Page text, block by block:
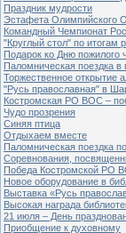
Праздник мудрости
Эстафета Олимпийского
Командный Чемпионат
"Круглый стол" по итогам
Подарок ко Дню пожилого
Паломническая поездка в
Торжественное открытие
"Русь православная" в
Костромская РО ВОС –
Чудо прозрения
Синяя птица
Отдыхаем вместе
Паломническая поездка
Соревнования,
Победа Костромской РО
Новое оборудование в
Выставка «Русь
Высокая награда
21 июля – День
Приобщение к духовному